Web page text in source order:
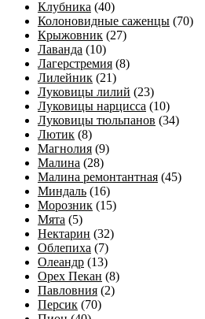
Клубника (40)
Колоновидные саженцы (70)
Крыжовник (27)
Лаванда (10)
Лагерстремия (8)
Лилейник (21)
Луковицы лилий (23)
Луковицы нарцисса (10)
Луковицы тюльпанов (34)
Лютик (8)
Магнолия (9)
Малина (28)
Малина ремонтантная (45)
Миндаль (16)
Морозник (15)
Мята (5)
Нектарин (32)
Облепиха (7)
Олеандр (13)
Орех Пекан (8)
Павловния (2)
Персик (70)